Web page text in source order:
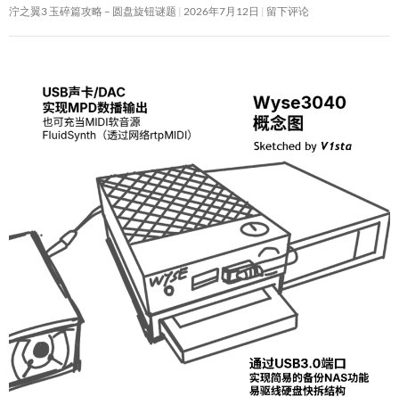
泞之翼3 玉碎篇攻略 – 圆盘旋钮谜题 2026年7月12日 留下评论